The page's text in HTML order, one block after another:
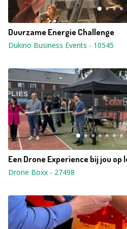
Duurzame Energie Challenge
Dukino Business Events - 10545
Een Drone Experience bij jou op
Drone Boxx - 27498